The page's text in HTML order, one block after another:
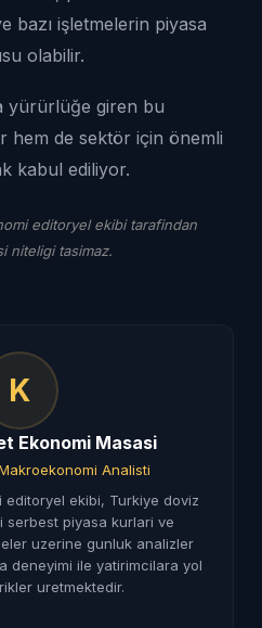
bazı işletmelerin piyasa
olabilir.
yürürlüğe giren bu
hem de sektör için önemli
kabul ediliyor.
editoryel ekibi tarafindan
niteligi tasimaz.
K
Ekonomi Masasi
Analisti
editoryel ekibi, Turkiye doviz
serbest piyasa kurlari ve
uzerine gunluk analizler
deneyimi ile yatirimcilara yol
uretmektedir.